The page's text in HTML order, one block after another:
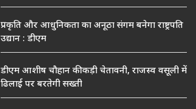
प्रकृति और आधुनिकता का अनूठा संगम बनेगा राष्ट्रपति
उद्यान : डीएम
डीएम आशीष चौहान की कड़ी चेतावनी, राजस्व वसूली में
ढिलाई पर बरतेगी सख्ती